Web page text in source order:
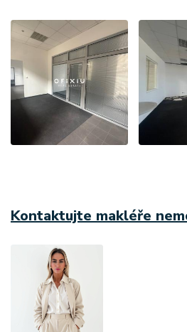
Kontaktujte makléře